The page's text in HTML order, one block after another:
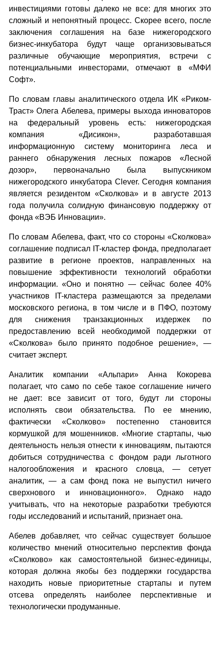
инвестициями готовы далеко не все: для многих это
сложный и непонятный процесс. Скорее всего, после
заключения соглашения на базе нижегородского
бизнес-инкубатора будут чаще организовываться
различные обучающие мероприятия, встречи с
потенциальными инвесторами, отмечают в «МФИ
Софт».
По словам главы аналитического отдела ИК «Риком-
Траст» Олега Абелева, примеры выхода инноваторов
на федеральный уровень есть: нижегородская
компания «Дисикон», разработавшая
информационную систему мониторинга леса и
раннего обнаружения лесных пожаров «Лесной
дозор», первоначально была выпускником
нижегородского инкубатора Clever. Сегодня компания
является резидентом «Сколкова» и в августе 2013
года получила солидную финансовую поддержку от
фонда «ВЭБ Инновации».
По словам Абелева, факт, что со стороны «Сколкова»
соглашение подписал IT-кластер фонда, предполагает
развитие в регионе проектов, направленных на
повышение эффективности технологий обработки
информации. «Оно и понятно — сейчас более 40%
участников IT-кластера размещаются за пределами
московского региона, в том числе и в ПФО, поэтому
для снижения транзакционных издержек по
предоставлению всей необходимой поддержки от
«Сколкова» было принято подобное решение», —
считает эксперт.
Аналитик компании «Альпари» Анна Кокорева
полагает, что само по себе такое соглашение ничего
не дает: все зависит от того, будут ли стороны
исполнять свои обязательства. По ее мнению,
фактически «Сколково» постепенно становится
кормушкой для мошенников. «Многие стартапы, чью
деятельность нельзя отнести к инновациям, пытаются
добиться сотрудничества с фондом ради льготного
налогообложения и красного словца, — сетует
аналитик, — а сам фонд пока не выпустил ничего
сверхнового и инновационного». Однако надо
учитывать, что на некоторые разработки требуются
годы исследований и испытаний, признает она.
Абелев добавляет, что сейчас существует большое
количество мнений относительно перспектив фонда
«Сколково» как самостоятельной бизнес-единицы,
которая должна якобы без поддержки государства
находить новые приоритетные стартапы и путем
отсева определять наиболее перспективные и
технологически продуманные.